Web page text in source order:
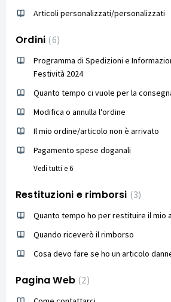
Articoli personalizzati/personalizzati
Ordini 6
Programma di Spedizioni e
Festività 2024
Quanto tempo ci vuole per la
Modifica o annulla l'ordine
Il mio ordine/articolo non è arrivato
Pagamento spese doganali
Vedi tutti e 6
Restituzioni e rimborsi 3
Quanto tempo ho per restituire il mio
Quando riceverò il rimborso
Cosa devo fare se ho un articolo
Pagina Web 2